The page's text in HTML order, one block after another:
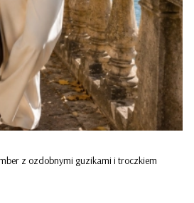
z ozdobnymi guzikami i troczkiem